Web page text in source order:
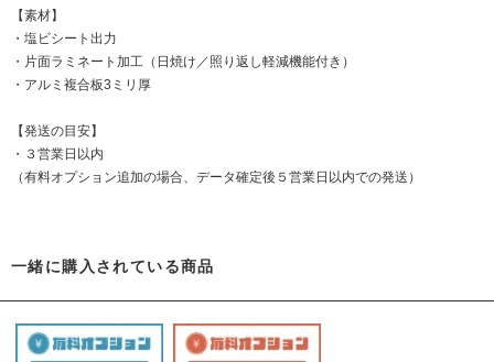
【素材】
・塩ビシート出力
・片面ラミネート加工（日焼け／照り返し軽減機能付き）
・アルミ複合板3ミリ厚
【発送の目安】
・３営業日以内
（有料オプション追加の場合、データ確定後５営業日以内での発送）
一緒に購入されている商品